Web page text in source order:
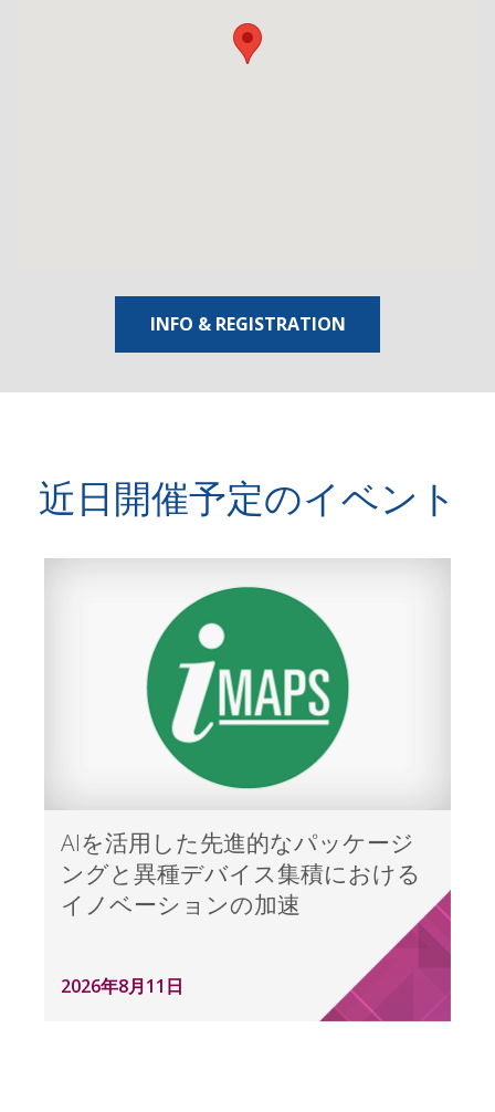
INFO & REGISTRATION
近日開催予定のイベント
AIを活用した先進的なパッケージ
ングと異種デバイス集積における
イノベーションの加速
2026年8月11日